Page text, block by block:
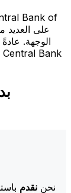
الوجهة.
نحن نقدم